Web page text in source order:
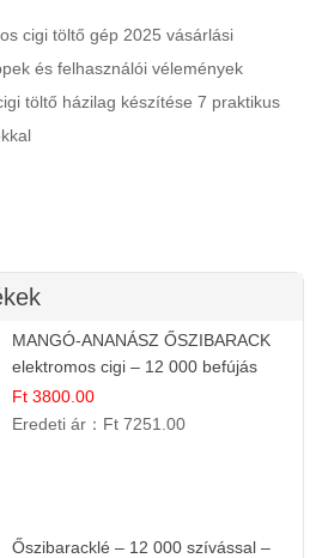
cigi töltő gép 2025 vásárlási
és felhasználói vélemények
töltő házilag készítése 7 praktikus
MANGÓ-ANANÁSZ ŐSZIBARACK
elektromos cigi – 12 000 befújás
Ft 3800.00
Eredeti ár： Ft 7251.00
Őszibaracklé – 12 000 szívással –